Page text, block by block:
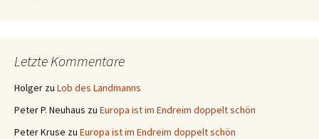
Letzte Kommentare
Holger zu Lob des Landmanns
Peter P. Neuhaus zu Europa ist im Endreim doppelt schön
Peter Kruse zu Europa ist im Endreim doppelt schön